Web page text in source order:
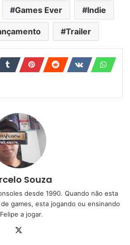
Games Ever Indie
Trailer
Souza
desde 1990. Quando não esta
games, esta jogando ou ensinando
a jogar.